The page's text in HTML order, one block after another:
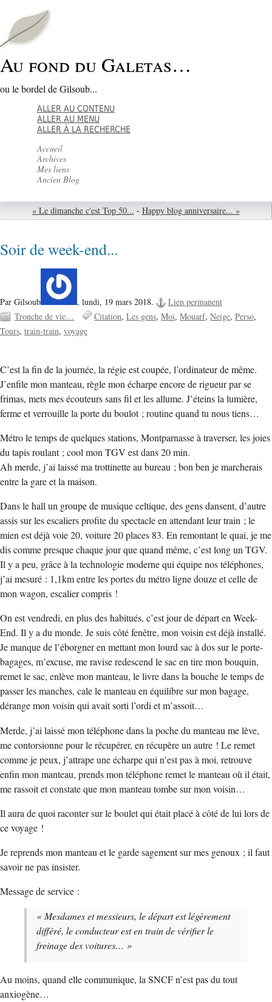
Au fond du Galetas…
ou le bordel de Gilsoub...
ALLER AU CONTENU
ALLER AU MENU
ALLER À LA RECHERCHE
Accueil
Archives
Mes liens
Ancien Blog
« Le dimanche c'est Top 50... - Happy blog anniversaire... »
Soir de week-end...
Par Gilsoub , lundi, 19 mars 2018.
Lien permanent
Tronche de vie…
Citation Les gens Moi Mouarf Neige Perso
Tours train-train voyage
C’est la fin de la journée, la régie est coupée, l’ordinateur de même.
J’enfile mon manteau, règle mon écharpe encore de rigueur par se
frimas, mets mes écouteurs sans fil et les allume. J’éteins la lumière,
ferme et verrouille la porte du boulot ; routine quand tu nous tiens…
Métro le temps de quelques stations, Montparnasse à traverser, les joies
du tapis roulant ; cool mon TGV est dans 20 min.
Ah merde, j’ai laissé ma trottinette au bureau ; bon ben je marcherais
entre la gare et la maison.
Dans le hall un groupe de musique celtique, des gens dansent, d’autre
assis sur les escaliers profite du spectacle en attendant leur train ; le
mien est déjà voie 20, voiture 20 places 83. En remontant le quai, je me
dis comme presque chaque jour que quand même, c’est long un TGV.
Il y a peu, grâce à la technologie moderne qui équipe nos téléphones,
j’ai mesuré : 1,1km entre les portes du métro ligne douze et celle de
mon wagon, escalier compris !
On est vendredi, en plus des habitués, c’est jour de départ en Week-
End. Il y a du monde. Je suis côté fenêtre, mon voisin est déjà installé.
Je manque de l’éborgner en mettant mon lourd sac à dos sur le porte-
bagages, m’excuse, me ravise redescend le sac en tire mon bouquin,
remet le sac, enlève mon manteau, le livre dans la bouche le temps de
passer les manches, cale le manteau en équilibre sur mon bagage,
dérange mon voisin qui avait sorti l’ordi et m’assoit…
Merde, j’ai laissé mon téléphone dans la poche du manteau me lève,
me contorsionne pour le récupérer, en récupère un autre ! Le remet
comme je peux, j’attrape une écharpe qui n’est pas à moi, retrouve
enfin mon manteau, prends mon téléphone remet le manteau où il était,
me rassoit et constate que mon manteau tombe sur mon voisin…
Il aura de quoi raconter sur le boulet qui était placé à côté de lui lors de
ce voyage !
Je reprends mon manteau et le garde sagement sur mes genoux ; il faut
savoir ne pas insister.
Message de service :
« Mesdames et messieurs, le départ est légèrement
différé, le conducteur est en train de vérifier le
freinage des voitures… »
Au moins, quand elle communique, la SNCF n’est pas du tout
anxiogène…